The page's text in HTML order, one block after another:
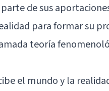
de sus
para formar su
teoría
el mundo y la